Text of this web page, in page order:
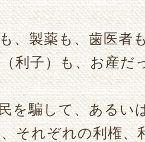
、製薬も、歯医者
利子）も、お産だ
を騙して、あるい
それぞれの利権、